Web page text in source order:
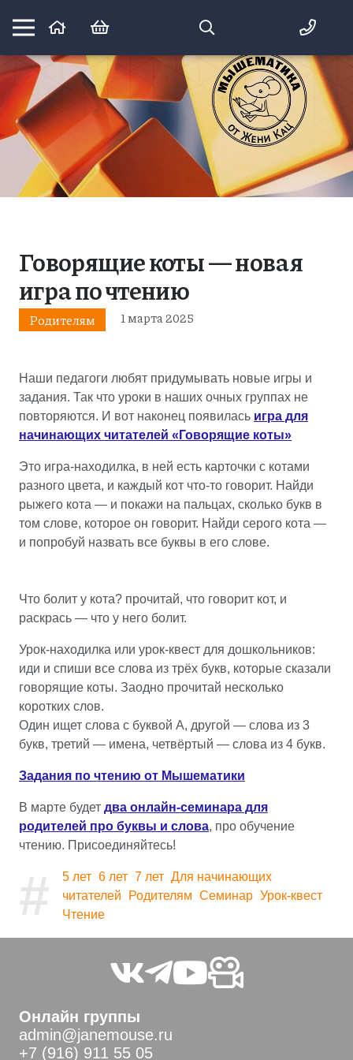
Математика вприпрыжку:
идеи и игры для детей и их родителей
Говорящие коты — новая
игра по чтению
Родителям 1 марта 2025
Наши педагоги любят придумывать новые игры и
задания. Так что уроки в наших очных группах не
повторяются. И вот наконец появилась игра для
начинающих читателей «Говорящие коты»
Это игра-находилка, в ней есть карточки с котами
разного цвета, и каждый кот что-то говорит. Найди
рыжего кота — и покажи на пальцах, сколько букв в
том слове, которое он говорит. Найди серого кота —
и попробуй назвать все буквы в его слове.
Что болит у кота? прочитай, что говорит кот, и
раскрась — что у него болит.
Урок-находилка или урок-квест для дошкольников:
иди и спиши все слова из трёх букв, которые сказали
говорящие коты. Заодно прочитай несколько
коротких слов.
Один ищет слова с буквой А, другой — слова из 3
букв, третий — имена, четвёртый — слова из 4 букв.
Задания по чтению от Мышематики
В марте будет два онлайн-семинара для
родителей про буквы и слова, про обучение
чтению. Присоединяйтесь!
# 5 лет 6 лет 7 лет Для начинающих
читателей
Родителям Семинар Урок-квест
Чтение
Онлайн группы
admin@janemouse.ru
+7 (916) 911 55 05